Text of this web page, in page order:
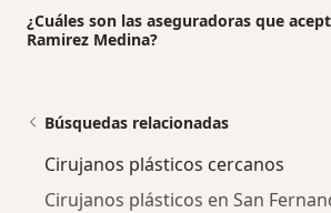
¿Cuáles son las aseguradoras que
Ramirez Medina?
Búsquedas relacionadas
Cirujanos plásticos cercanos
Cirujanos plásticos en San